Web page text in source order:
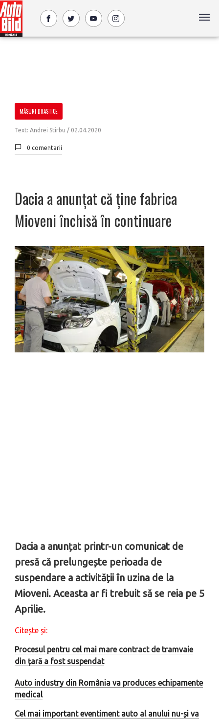
MĂSURI DRASTICE
Text: Andrei Stirbu / 02.04.2020
0 comentarii
Dacia a anunțat că ține fabrica
Mioveni închisă în continuare
Dacia a anunțat printr-un comunicat de
presă că prelungește perioada de
suspendare a activității în uzina de la
Mioveni. Aceasta ar fi trebuit să se reia pe 5
Aprilie.
Citește și:
Procesul pentru cel mai mare contract de tramvaie
din țară a fost suspendat
Auto industry din România va produces echipamente
medical
Cel mai important eventiment auto al anului nu-și va